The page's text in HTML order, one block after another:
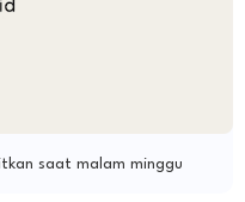
saat malam minggu